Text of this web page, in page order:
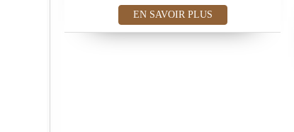
EN SAVOIR PLUS